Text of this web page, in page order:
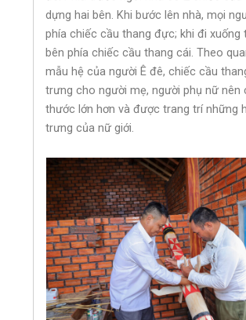
dựng hai bên. Khi bước lên nhà, mọi
phía chiếc cầu thang đực; khi đi xuống
bên phía chiếc cầu thang cái. Theo
mẫu hệ của người Ê đê, chiếc cầu
trưng cho người mẹ, người phụ nữ nên
thước lớn hơn và được trang trí những
trưng của nữ giới.